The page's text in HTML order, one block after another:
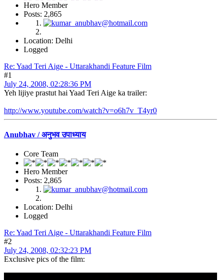
Hero Member
Posts: 2,865
Location: Delhi
Logged
Re: Yaad Teri Aige - Uttarakhandi Feature Film
#1
July 24, 2008, 02:28:36 PM
Yeh lijiye prastut hai Yaad Teri Aige ka trailer:
http://www.youtube.com/watch?v=o6h7v_T4yr0
Anubhav / अनुभव उपाध्याय
Core Team
Hero Member
Posts: 2,865
Location: Delhi
Logged
Re: Yaad Teri Aige - Uttarakhandi Feature Film
#2
July 24, 2008, 02:32:23 PM
Exclusive pics of the film: